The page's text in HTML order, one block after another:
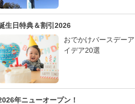
生日特典＆割引2026
おでかけバースデーア
イデア20選
年ニューオープン！